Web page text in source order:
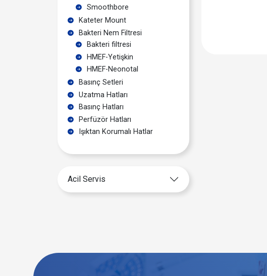
Smoothbore
Kateter Mount
Bakteri Nem Filtresi
Bakteri filtresi
HMEF-Yetişkin
HMEF-Neonotal
Basınç Setleri
Uzatma Hatları
Basınç Hatları
Perfüzör Hatları
Işıktan Korumalı Hatlar
Acil Servis